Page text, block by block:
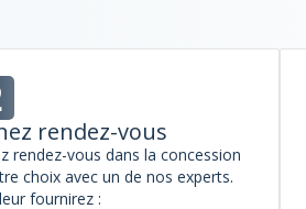
rendez-vous
rendez-vous dans la concession
choix avec un de nos experts.
fournirez :